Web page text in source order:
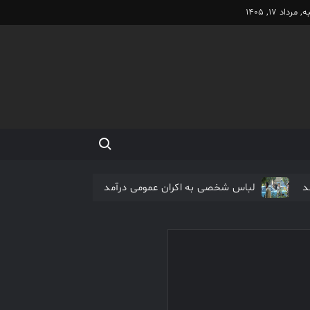
17, 1405
Search for:
لباس شخصی به اکران عمومی درآمد